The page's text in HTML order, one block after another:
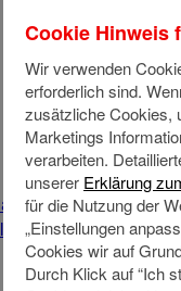
Sicherheitsmerkmale
Cookie Hinweis
Wir verwenden
erforderlich sind.
zusätzliche Cookies,
Marketings
verarbeiten.
unserer Erklärung
für die Nutzung der
„Einstellungen
Cookies wir auf
Durch Klick auf “Ich